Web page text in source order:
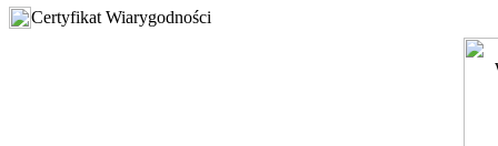
Certyfikat Wiarygodności